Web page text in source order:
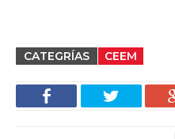
CATEGRÍAS CEEM